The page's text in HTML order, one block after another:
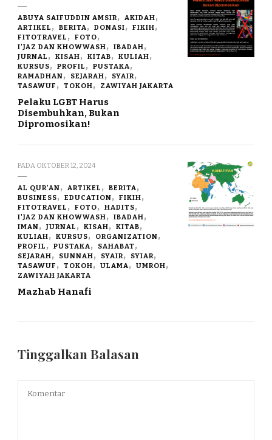
ABUYA SAIFUDDIN AMSIR
AKIDAH
ARTIKEL
BERITA DONASI
FIKIH
FITOTRAVEL
FOTO
I'JAZ DAN KHOWWASH
IBADAH
JURNAL
KISAH KITAB
KULIAH
KURSUS
PROFIL
PUSTAKA
RAMADHAN
SEJARAH
SYAIR
TASAWUF
TOKOH ZAWIYAH JAKARTA
Pelaku LGBT Harus
Disembuhkan, Bukan
Dipromosikan!
PADA OKTOBER 12, 2024
AL QUR'AN ARTIKEL
BERITA
BUSINESS
EDUCATION
FIKIH
FITOTRAVEL
FOTO
HADITS
I'JAZ DAN KHOWWASH
IBADAH
IMAN
JURNAL KISAH
KITAB
KULIAH
KURSUS
ORGANIZATION
PROFIL
PUSTAKA
SAHABAT
SEJARAH
SUNNAH SYAIR
SYIAR
TASAWUF
TOKOH ULAMA
UMROH
ZAWIYAH JAKARTA
Mazhab Hanafi
Tinggalkan Balasan